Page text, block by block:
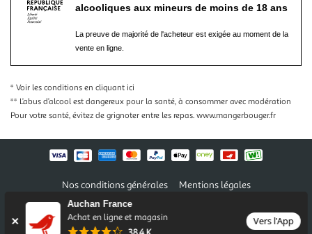
Auchan France
Achat en ligne et magasin
Vers l'App
alcooliques aux mineurs de moins de 18 ans
La preuve de majorité de l'acheteur est exigée au moment de la
vente en ligne.
* Voir les conditions en cliquant ici
** L’abus d’alcool est dangereux pour la santé, à consommer avec modération
Pour votre santé, évitez de grignoter entre les repas. www.mangerbouger.fr
Nos conditions générales
Mentions légales
Conditions des offres et promotions
Politique de confidentialité
Informations légales marketplace